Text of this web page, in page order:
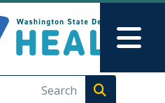
Execute search
Main Menu